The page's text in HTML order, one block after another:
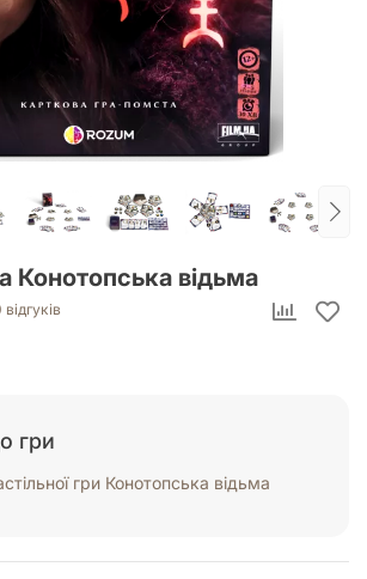
Конотопська відьма
відгуків
гри
гри Конотопська відьма